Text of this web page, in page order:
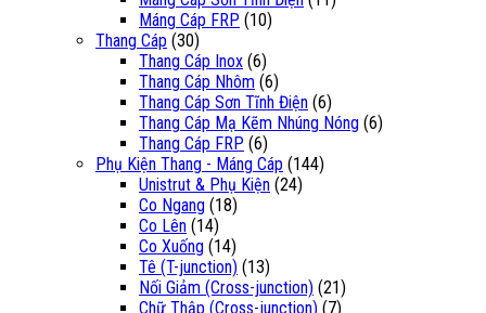
Máng Cáp FRP (10)
Thang Cáp (30)
Thang Cáp Inox (6)
Thang Cáp Nhôm (6)
Thang Cáp Sơn Tĩnh Điện (6)
Thang Cáp Mạ Kẽm Nhúng Nóng (6)
Thang Cáp FRP (6)
Phụ Kiện Thang - Máng Cáp (144)
Unistrut & Phụ Kiện (24)
Co Ngang (18)
Co Lên (14)
Co Xuống (14)
Tê (T-junction) (13)
Nối Giảm (Cross-junction) (21)
Chữ Thập (Cross-junction) (7)